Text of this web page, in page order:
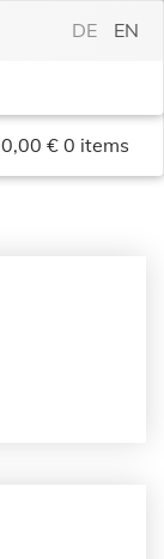
DE EN
0,00 € 0 items